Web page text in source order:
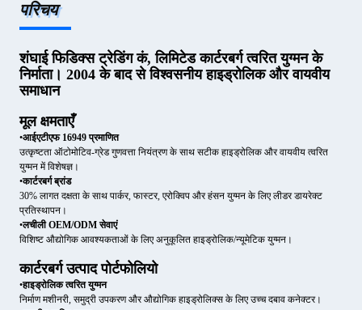
परिचय
शंघाई फिडिक्स ट्रेडिंग कं, लिमिटेड कार्टरबर्ग त्वरित युग्मन के
निर्माता। 2004 के बाद से विश्वसनीय हाइड्रोलिक और वायवीय
समाधान
मूल क्षमताएँ
•आईएटीएफ 16949 प्रमाणित
उत्कृष्टता ऑटोमोटिव-ग्रेड गुणवत्ता नियंत्रण के साथ सटीक हाइड्रोलिक और वायवीय त्वरित
युग्मन में विशेषज्ञ।
•कार्टरबर्ग ब्रांड
30% लागत दक्षता के साथ पार्कर, फास्टर, एरोक्विप और हंसन युग्मन के लिए लीडर डायरेक्ट
प्रतिस्थापन।
•लचीली OEM/ODM सेवाएं
विशिष्ट औद्योगिक आवश्यकताओं के लिए अनुकूलित हाइड्रोलिक/न्यूमेटिक युग्मन।
कार्टरबर्ग उत्पाद पोर्टफोलियो
•हाइड्रोलिक त्वरित युग्मन
निर्माण मशीनरी, समुद्री उपकरण और औद्योगिक हाइड्रोलिक्स के लिए उच्च दबाव कनेक्टर।